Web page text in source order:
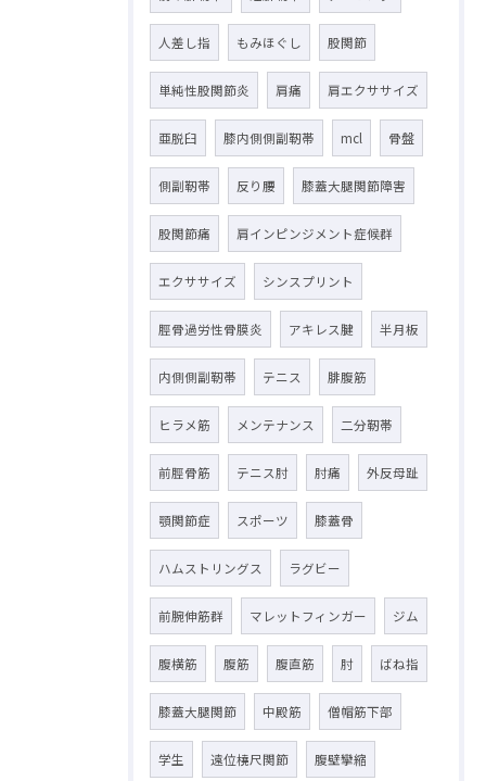
人差し指 もみほぐし 股関節
単純性股関節炎 肩痛 肩エクササイズ
亜脱臼 膝内側側副靭帯 mcl 骨盤
側副靭帯 反り腰 膝蓋大腿関節障害
股関節痛 肩インピンジメント症候群
エクササイズ シンスプリント
脛骨過労性骨膜炎 アキレス腱 半月板
内側側副靭帯 テニス 腓腹筋
ヒラメ筋 メンテナンス 二分靭帯
前脛骨筋 テニス肘 肘痛 外反母趾
顎関節症 スポーツ 膝蓋骨
ハムストリングス ラグビー
前腕伸筋群 マレットフィンガー ジム
腹横筋 腹筋 腹直筋 肘 ばね指
膝蓋大腿関節 中殿筋 僧帽筋下部
学生 遠位橈尺関節 腹壁攣縮